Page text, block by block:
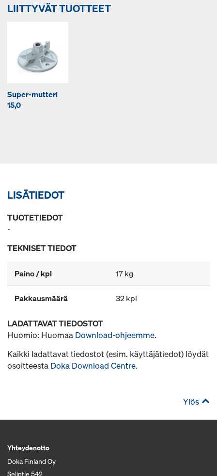
LIITTYVÄT TUOTTEET
Super-mutteri
15,0
LISÄTIEDOT
TUOTETIEDOT
-
TEKNISET TIEDOT
Paino / kpl 17 kg
Pakkausmäärä 32 kpl
LADATTAVAT TIEDOSTOT
Huomio: Huomaa Download-ohjeemme.
Kaikki ladattavat tiedostot (esim. käyttäjätiedot) löydät
osoitteesta Doka Download Centre.
Ylös
Yhteydenotto
Doka Finland Oy
Selintie 542